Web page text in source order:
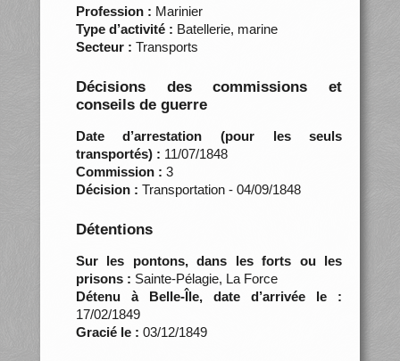
Profession : Marinier
Type d’activité : Batellerie, marine
Secteur : Transports
Décisions des commissions et
conseils de guerre
Date d’arrestation (pour les seuls
transportés) : 11/07/1848
Commission : 3
Décision : Transportation - 04/09/1848
Détentions
Sur les pontons, dans les forts ou les
prisons : Sainte-Pélagie, La Force
Détenu à Belle-Île, date d’arrivée le :
17/02/1849
Gracié le : 03/12/1849